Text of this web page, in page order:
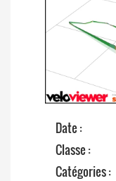
Date :
Classe :
Catégories :